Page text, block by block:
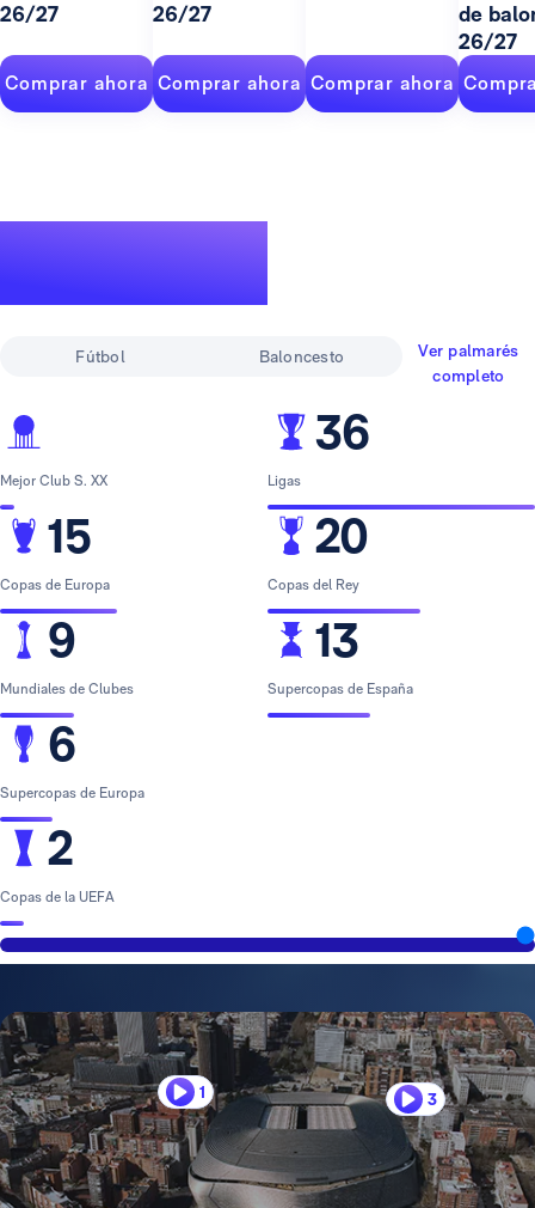
26/27
Comprar ahora
26/27
Comprar ahora Comprar ahora
de
26/27
Fútbol Baloncesto
Ver palmarés
completo
Mejor Club S. XX
15
Copas de Europa
9
Mundiales de Clubes
6
Supercopas de Europa
2
Copas de la UEFA
36
Ligas
20
Copas del Rey
13
Supercopas de España
1 3